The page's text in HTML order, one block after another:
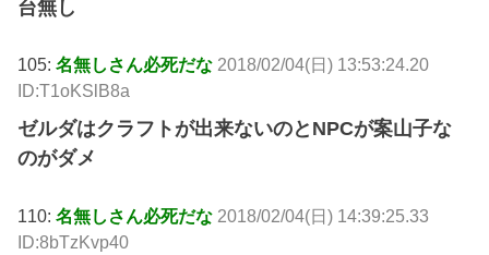
台無し
105:名無しさん必死だな 2018/02/04(日) 13:53:24.20
ID:T1oKSlB8a
ゼルダはクラフトが出来ないのとNPCが案山子な
のがダメ
110:名無しさん必死だな 2018/02/04(日) 14:39:25.33
ID:8bTzKvp40